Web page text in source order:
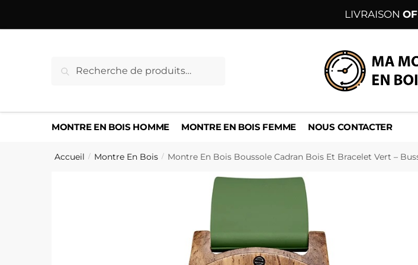
LIVRAISON
pour :
Recherche
MONTRE EN BOIS HOMME MONTRE EN BOIS FEMME NOUS CONTACTER
Accueil / Montre En Bois / Montre En Bois Boussole Cadran Bois Et Bracelet Vert –